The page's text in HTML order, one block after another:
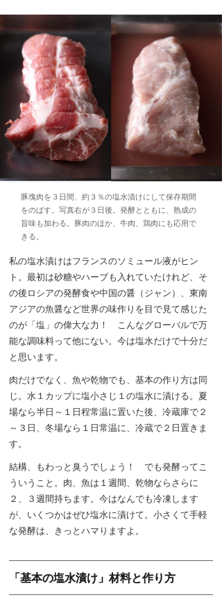
豚塊肉を３日間、約３％の塩水漬けにして保存期間
をのばす。写真右が３日後。発酵とともに、熟成の
旨味も加わる。豚肉のほか、牛肉、鶏肉にも応用で
きる。
私の塩水漬けはフランスのソミュール液がヒン
ト。最初は砂糖やハーブも入れていたけれど、そ
の後ロシアの発酵食や中国の醤（ジャン）、東南
アジアの魚醤など世界の味作りを目で見て感じた
のが「塩」の偉大な力！ こんなグローバルで万
能な調味料って他にない。今は塩水だけで十分だ
と思います。
肉だけでなく、魚や乾物でも、基本の作り方は同
じ。水１カップに塩小さじ１の塩水に漬ける。夏
場なら半日～１日程常温に置いた後、冷蔵庫で２
～３日、冬場なら１日常温に、冷蔵で２日置きま
す。
結構、もわっと臭うでしょう！ でも発酵ってこ
ういうこと。肉、魚は１週間、乾物ならさらに
２、３週間持ちます。今はなんでも冷凍します
が、いくつかはぜひ塩水に漬けて。小さくて手軽
な発酵は、きっとハマりますよ。
「基本の塩水漬け」材料と作り方